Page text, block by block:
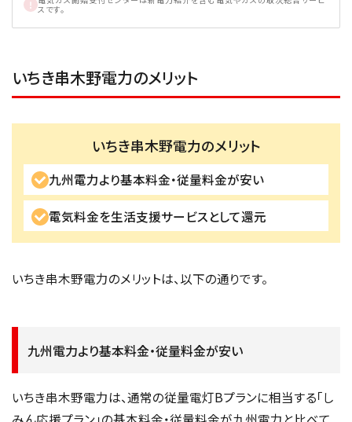
スです。
いちき串木野電力のメリット
いちき串木野電力のメリット
九州電力より基本料金・従量料金が安い
電気料金を生活支援サービスとして還元
いちき串木野電力のメリットは、以下の通りです。
九州電力より基本料金・従量料金が安い
いちき串木野電力は、通常の従量電灯Bプランに相当する「し